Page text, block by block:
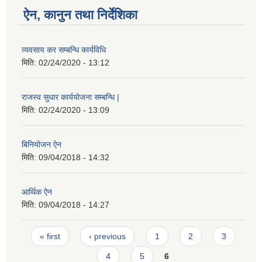
ऐन, कानुन तथा निर्देशिका
व्यवसाय कर सम्बन्धि कार्यविधि
मिति: 02/24/2020 - 13:12
राजस्व सुधार कार्ययोजना सम्बन्धि |
मिति: 02/24/2020 - 13:09
बिनियोजन ऐन
मिति: 09/04/2018 - 14:32
आर्थिक ऐन
मिति: 09/04/2018 - 14:27
Pages
« first ‹ previous 1 2 3
4 5 6